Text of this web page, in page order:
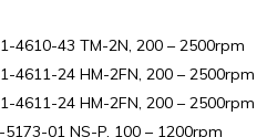
4610-43 TM-2N, 200 – 2500rpm
4611-24 HM-2FN, 200 – 2500rpm
4611-24 HM-2FN, 200 – 2500rpm
01 NS-P, 100 – 1200rpm